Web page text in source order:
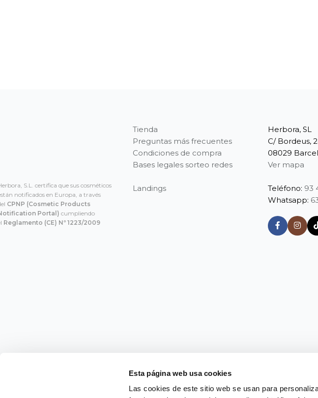
Esta página web usa cookies
Las cookies de este sitio web se usan para
S.L. certifica que sus cosméticos
notificados en Europa, a través
CPNP (Cosmetic Products
Portal) cumpliendo
Reglamento (CE) Nº 1223/2009
Tienda
Preguntas más frecuentes
Condiciones de compra
Bases legales sorteo redes
Landings
Herbora, SL
C/ Bordeus,
08029
Ver mapa
Teléfono: 93
Whatsapp: